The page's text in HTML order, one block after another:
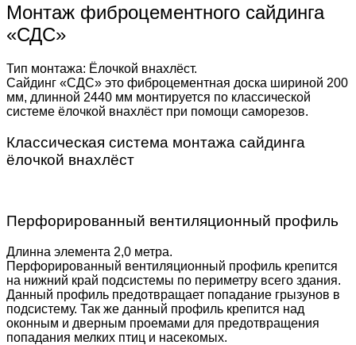
Монтаж фиброцементного сайдинга
«СДС»
Тип монтажа: Ёлочкой внахлёст.
Сайдинг «СДС» это фиброцементная доска шириной 200
мм, длинной 2440 мм монтируется по классической
системе ёлочкой внахлёст при помощи саморезов.
Классическая система монтажа сайдинга
ёлочкой внахлёст
Перфорированный вентиляционный профиль
Длинна элемента 2,0 метра.
Перфорированный вентиляционный профиль крепится
на нижний край подсистемы по периметру всего здания.
Данный профиль предотвращает попадание грызунов в
подсистему. Так же данный профиль крепится над
оконным и дверным проемами для предотвращения
попадания мелких птиц и насекомых.